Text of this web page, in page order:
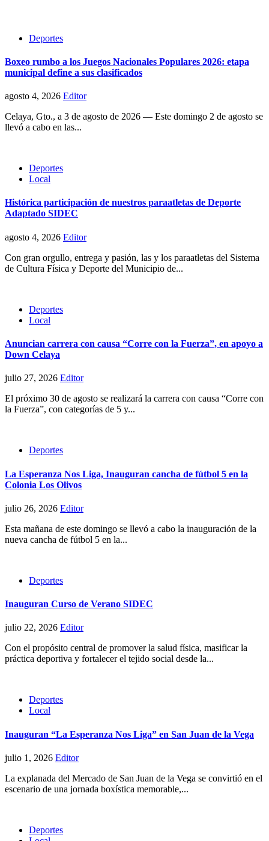
Deportes
Boxeo rumbo a los Juegos Nacionales Populares 2026: etapa
municipal define a sus clasificados
agosto 4, 2026 Editor
Celaya, Gto., a 3 de agosto de 2026 — Este domingo 2 de agosto se
llevó a cabo en las...
Deportes
Local
Histórica participación de nuestros paraatletas de Deporte
Adaptado SIDEC
agosto 4, 2026 Editor
Con gran orgullo, entrega y pasión, las y los paraatletas del Sistema
de Cultura Física y Deporte del Municipio de...
Deportes
Local
Anuncian carrera con causa “Corre con la Fuerza”, en apoyo a
Down Celaya
julio 27, 2026 Editor
El próximo 30 de agosto se realizará la carrera con causa “Corre con
la Fuerza”, con categorías de 5 y...
Deportes
La Esperanza Nos Liga, Inauguran cancha de fútbol 5 en la
Colonia Los Olivos
julio 26, 2026 Editor
Esta mañana de este domingo se llevó a cabo la inauguración de la
nueva cancha de fútbol 5 en la...
Deportes
Inauguran Curso de Verano SIDEC
julio 22, 2026 Editor
Con el propósito central de promover la salud física, masificar la
práctica deportiva y fortalecer el tejido social desde la...
Deportes
Local
Inauguran “La Esperanza Nos Liga” en San Juan de la Vega
julio 1, 2026 Editor
La explanada del Mercado de San Juan de la Vega se convirtió en el
escenario de una jornada boxística memorable,...
Deportes